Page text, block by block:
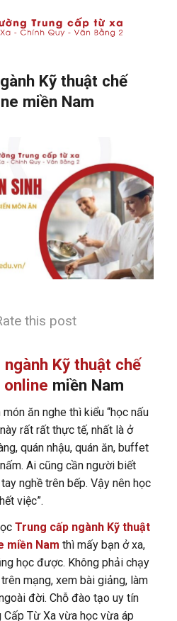
Kỹ thuật chế
miền Nam
this post
Kỹ thuật chế
online miền Nam
ăn nghe thì kiểu “học nấu
rất rất thực tế, nhất là ở
quán nhậu, quán ăn, buffet
Ai cũng cần người biết
nghề trên bếp. Vậy nên học
việc”.
Trung cấp ngành Kỹ thuật
miền Nam thì mấy bạn ở xa,
học được. Không phải chạy
mạng, xem bài giảng, làm
đời. Chỗ đào tạo uy tín
Cấp Từ Xa vừa học vừa áp